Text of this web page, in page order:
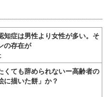
知症は男性より女性が多い。そ
の存在が
くても辞められないー高齢者の
に描いた餅」か？